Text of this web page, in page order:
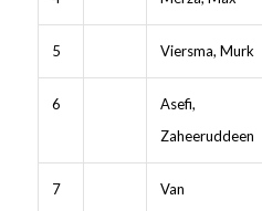
5 Viersma, Murk
6
Asefi,
Zaheeruddeen
7
Van